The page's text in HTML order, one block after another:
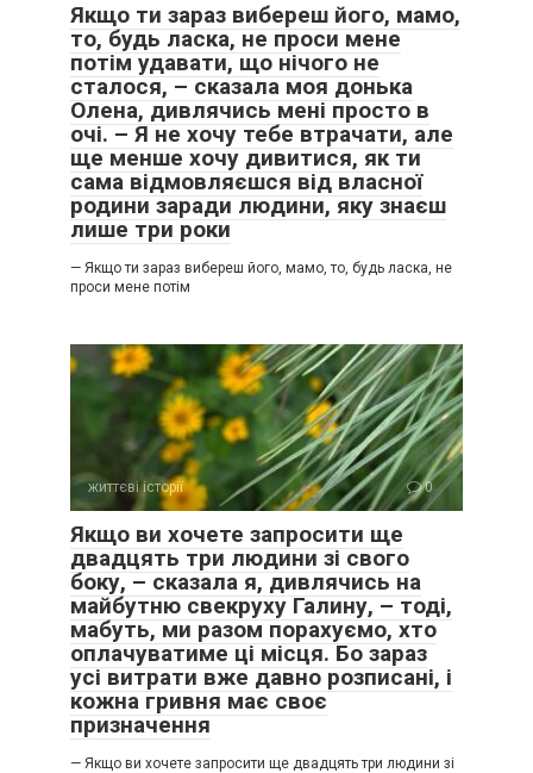
Якщо ти зараз вибереш його, мамо,
то, будь ласка, не проси мене
потім удавати, що нічого не
сталося, – сказала моя донька
Олена, дивлячись мені просто в
очі. – Я не хочу тебе втрачати, але
ще менше хочу дивитися, як ти
сама відмовляєшся від власної
родини заради людини, яку знаєш
лише три роки
— Якщо ти зараз вибереш його, мамо, то, будь ласка, не
проси мене потім
життєві історії 0
Якщо ви хочете запросити ще
двадцять три людини зі свого
боку, – сказала я, дивлячись на
майбутню свекруху Галину, – тоді,
мабуть, ми разом порахуємо, хто
оплачуватиме ці місця. Бо зараз
усі витрати вже давно розписані, і
кожна гривня має своє
призначення
— Якщо ви хочете запросити ще двадцять три людини зі